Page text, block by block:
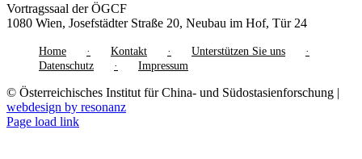
Vortragssaal der ÖGCF
1080 Wien, Josefstädter Straße 20, Neubau im Hof, Tür 24
Home Kontakt
Unterstützen Sie uns
Datenschutz
Impressum
© Österreichisches Institut für China- und Südostasienforschung |
webdesign by resonanz
Page load link